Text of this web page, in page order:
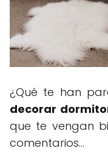
¿Qué te han
decorar
que te vengan
comentarios...